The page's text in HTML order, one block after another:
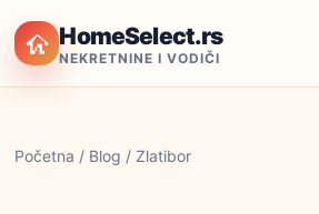
HomeSelect.rs
NEKRETNINE I VODIČI
Početna / Blog / Zlatibor